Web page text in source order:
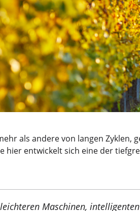
als andere von langen Zyklen,
hier entwickelt sich eine der
Maschinen,